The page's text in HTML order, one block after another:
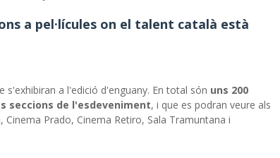
a pel·lícules on el talent català està
s'exhibiran a l'edició d'enguany. En total són uns 200
seccions de l'esdeveniment, i que es podran veure als
Prado, Cinema Retiro, Sala Tramuntana i